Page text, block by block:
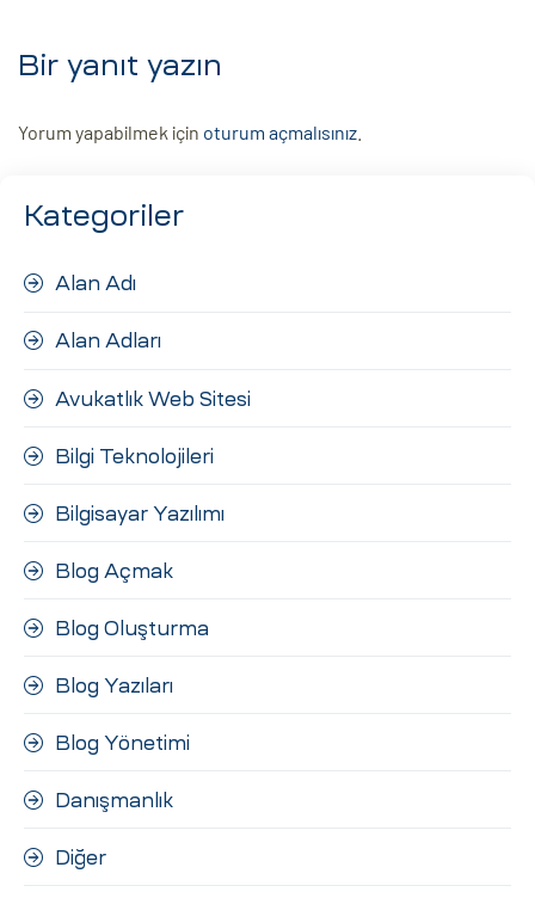
Bir yanıt yazın
Yorum yapabilmek için oturum açmalısınız
Kategoriler
Alan Adı
Alan Adları
Avukatlık Web Sitesi
Bilgi Teknolojileri
Bilgisayar Yazılımı
Blog Açmak
Blog Oluşturma
Blog Yazıları
Blog Yönetimi
Danışmanlık
Diğer